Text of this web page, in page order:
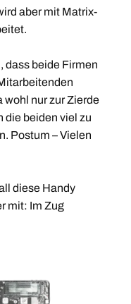
aber mit Matrix-
dass beide Firmen
wohl nur zur Zierde
die beiden viel zu
Postum – Vielen
diese Handy
mit: Im Zug